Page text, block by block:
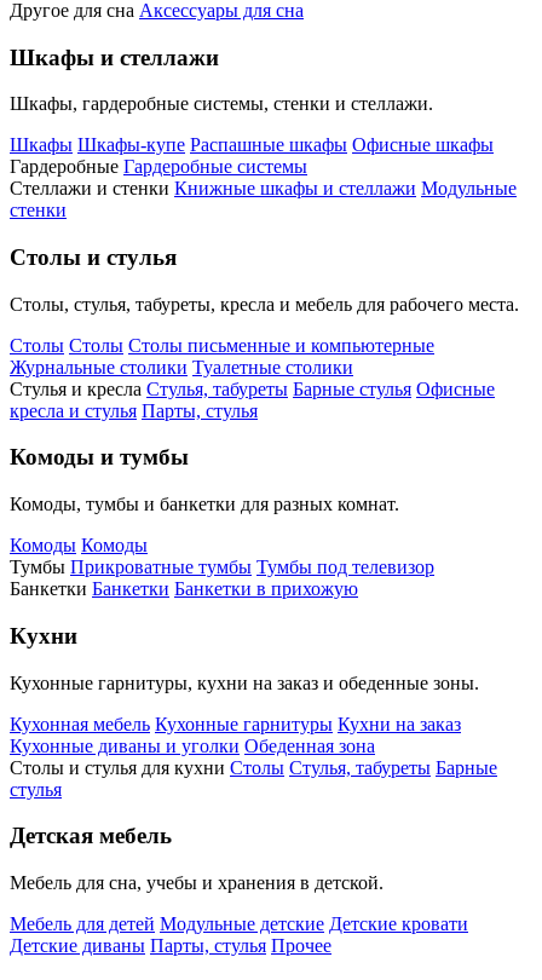
Другое для сна Аксессуары для сна
Шкафы и стеллажи
Шкафы, гардеробные системы, стенки и стеллажи.
Шкафы Шкафы-купе Распашные шкафы Офисные шкафы
Гардеробные Гардеробные системы
Стеллажи и стенки Книжные шкафы и стеллажи Модульные
стенки
Столы и стулья
Столы, стулья, табуреты, кресла и мебель для рабочего места.
Столы Столы Столы письменные и компьютерные
Журнальные столики Туалетные столики
Стулья и кресла Стулья, табуреты Барные стулья Офисные
кресла и стулья Парты, стулья
Комоды и тумбы
Комоды, тумбы и банкетки для разных комнат.
Комоды Комоды
Тумбы Прикроватные тумбы Тумбы под телевизор
Банкетки Банкетки Банкетки в прихожую
Кухни
Кухонные гарнитуры, кухни на заказ и обеденные зоны.
Кухонная мебель Кухонные гарнитуры Кухни на заказ
Кухонные диваны и уголки Обеденная зона
Столы и стулья для кухни Столы Стулья, табуреты Барные
стулья
Детская мебель
Мебель для сна, учебы и хранения в детской.
Мебель для детей Модульные детские Детские кровати
Детские диваны Парты, стулья Прочее